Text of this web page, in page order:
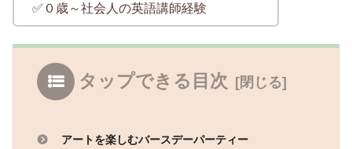
✅０歳～社会人の英語講師経験
タップできる目次
アートを楽しむバースデーパーティー